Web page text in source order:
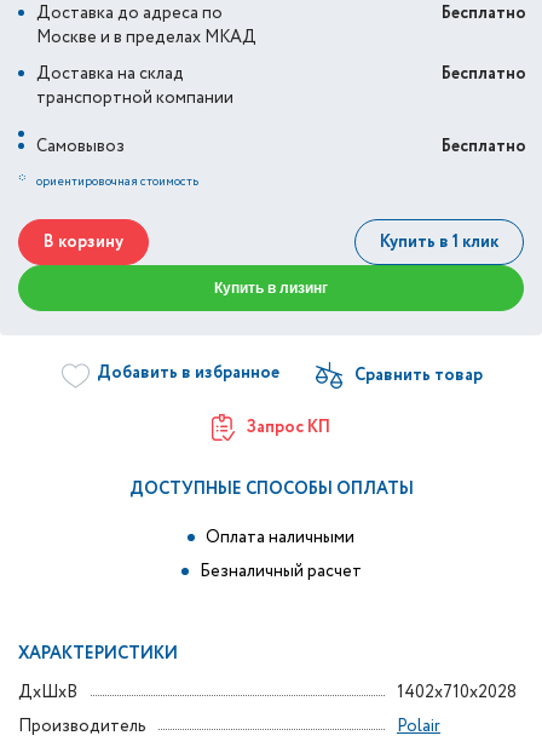
Доставка до адреса по
Москве и в пределах МКАД
Бесплатно
Доставка на склад
транспортной компании
Бесплатно
Самовывоз
Бесплатно
* ориентировочная стоимость
В корзину Купить в 1 клик
Купить в лизинг
Добавить в избранное
Запрос КП
ДОСТУПНЫЕ СПОСОБЫ ОПЛАТЫ
Оплата наличными
Безналичный расчет
ХАРАКТЕРИСТИКИ
ДxШxВ
1402x710x2028
Производитель
Polair